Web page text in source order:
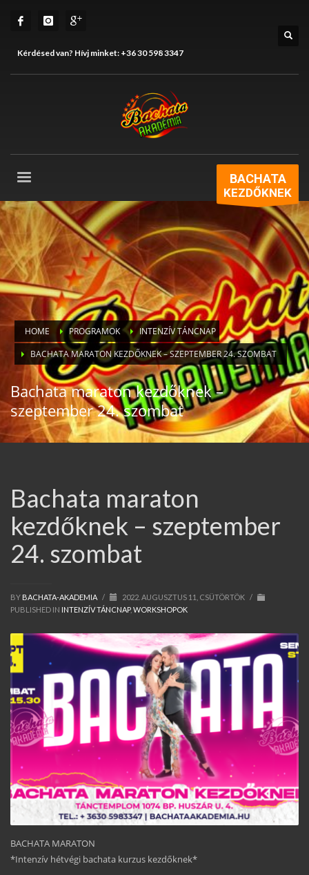
Kérdésed van? Hívj minket: +36 30 598 3347
BACHATA
KEZDŐKNEK
HOME PROGRAMOK
INTENZÍV TÁNCNAP
BACHATA MARATON KEZDŐKNEK – SZEPTEMBER 24. SZOMBAT
Bachata maraton kezdőknek –
szeptember 24. szombat
Bachata maraton
kezdőknek – szeptember
24. szombat
BY BACHATA-AKADEMIA / 2022. AUGUSZTUS 11, CSÜTÖRTÖK
/
PUBLISHED IN INTENZÍV TÁNCNAP, WORKSHOPOK
BACHATA MARATON
*Intenzív hétvégi bachata kurzus kezdőknek*